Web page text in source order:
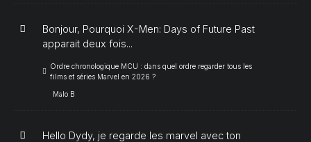
Bonjour, Pourquoi X-Men: Days of Future Past
apparait deux fois...
Ordre chronologique MCU : dans quel ordre regarder tous les
films et séries Marvel en 2026 ?
Malo B
Hello Dydy, je regarde les marvel avec ton